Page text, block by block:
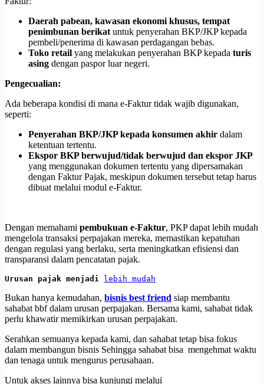
Daerah pabean, kawasan ekonomi khusus, tempat
penimbunan berikat untuk penyerahan BKP/JKP kepada
pembeli/penerima di kawasan perdagangan bebas.
Toko retail yang melakukan penyerahan BKP kepada turis
asing dengan paspor luar negeri.
Pengecualian:
Ada beberapa kondisi di mana e-Faktur tidak wajib digunakan,
seperti:
Penyerahan BKP/JKP kepada konsumen akhir dalam
ketentuan tertentu.
Ekspor BKP berwujud/tidak berwujud dan ekspor JKP
yang menggunakan dokumen tertentu yang dipersamakan
dengan Faktur Pajak, meskipun dokumen tersebut tetap harus
dibuat melalui modul e-Faktur.
Dengan memahami pembukuan e-Faktur, PKP dapat lebih mudah
mengelola transaksi perpajakan mereka, memastikan kepatuhan
dengan regulasi yang berlaku, serta meningkatkan efisiensi dan
transparansi dalam pencatatan pajak.
Urusan pajak menjadi lebih mudah
Bukan hanya kemudahan, bisnis best friend siap membantu
sahabat bbf dalam urusan perpajakan. Bersama kami, sahabat tidak
perlu khawatir memikirkan urusan perpajakan.
Serahkan semuanya kepada kami, dan sahabat tetap bisa fokus
dalam membangun bisnis Sehingga sahabat bisa mengehmat waktu
dan tenaga untuk mengurus perusahaan.
Untuk akses lainnya bisa kunjungi melalui